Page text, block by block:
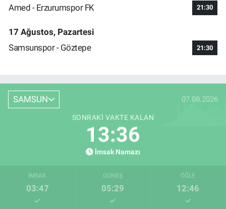
Amed - Erzurumspor FK 21:30
17 Ağustos, Pazartesi
Samsunspor - Göztepe
21:30
SAMSUN 07.08.2026
SONRAKI VAKTE KALAN
13:35
İmsak Namazı
İMSAK
03:47
GÜNEŞ
05:29
ÖĞLE
12:46